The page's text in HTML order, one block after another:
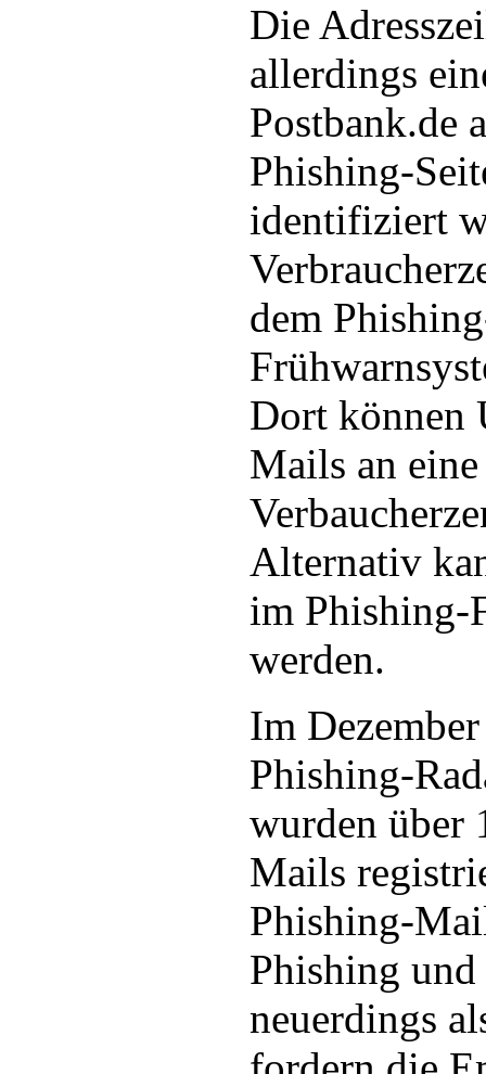
Die
allerdings
Postbank.de
Phishing-
identifiziert
dem
Dort können
Mails an
Alternativ
im Phishing-
werden.
Im
Phishing-
wurden über
Mails
Phishing-
Phishing und
neuerdings